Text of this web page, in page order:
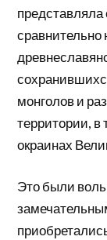
сравнительно
монголов и
территории, в
окраинах
Это были